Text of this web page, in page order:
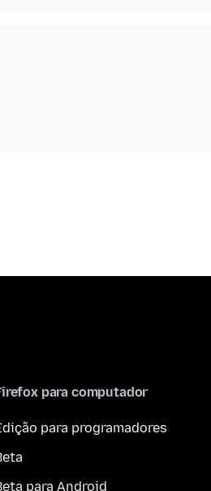
para computador
para programadores
para Android